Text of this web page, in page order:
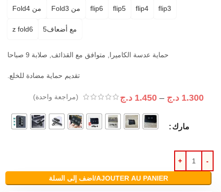
flip3
flip4
flip5
flip6 من Fold3 من Fold4
مع أضعاف5 z fold6
حماية عدسة الكاميرا, متوافق مع القذائف, صلابة 9 صباحا
تقديم حماية مضادة للخلع.
1.300 د.ج –
1.450 د.ج (مراجعة واحدة)
مارك
AJOUTER AU PANIER/اضف إلى السلة